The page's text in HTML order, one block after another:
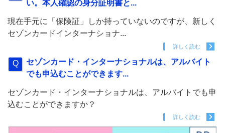
い。本人確認の身分証明書と...
現在手元に「保険証」しか持っていないのですが、新しく
セゾンカードインターナショナ...
詳しく読む
セゾンカード・インターナショナルは、アルバイト
でも申込むことができます...
セゾンカード・インターナショナルは、アルバイトでも申
込むことができますか？
詳しく読む